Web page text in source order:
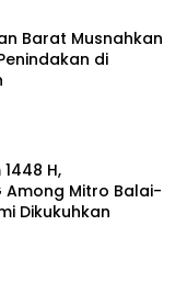
Barat Musnahkan
di
H,
Among Mitro Balai-
Dikukuhkan